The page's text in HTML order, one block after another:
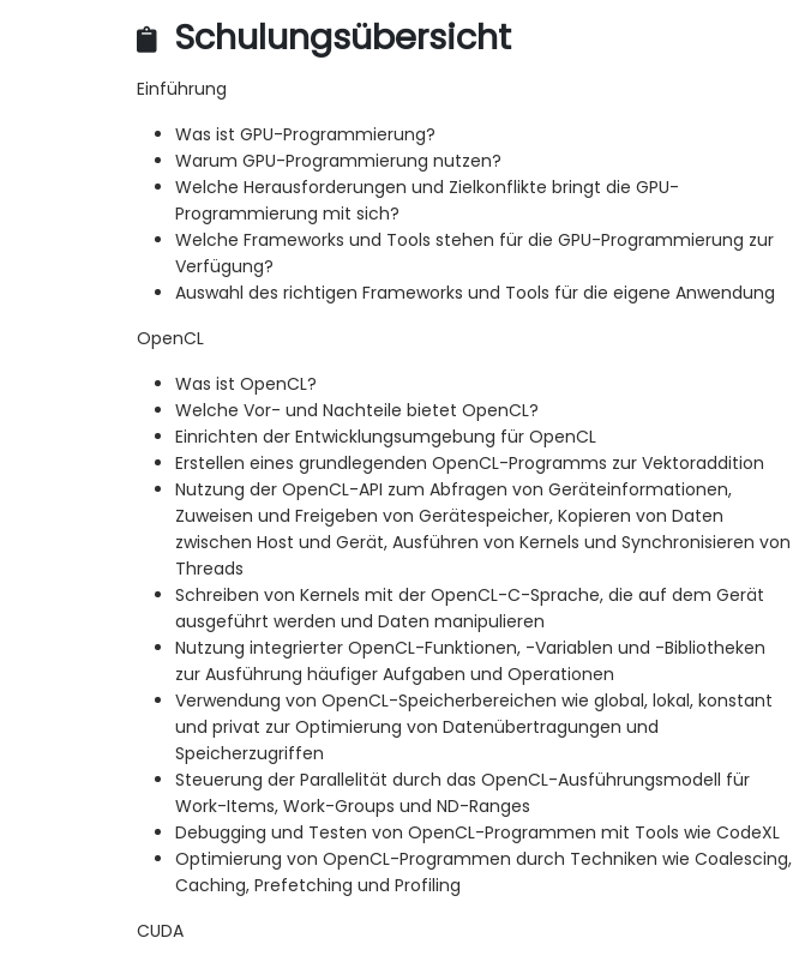
Schulungsübersicht
Einführung
Was ist GPU-Programmierung?
Warum GPU-Programmierung nutzen?
Welche Herausforderungen und Zielkonflikte bringt die GPU-
Programmierung mit sich?
Welche Frameworks und Tools stehen für die GPU-Programmierung zur
Verfügung?
Auswahl des richtigen Frameworks und Tools für die eigene Anwendung
OpenCL
Was ist OpenCL?
Welche Vor- und Nachteile bietet OpenCL?
Einrichten der Entwicklungsumgebung für OpenCL
Erstellen eines grundlegenden OpenCL-Programms zur Vektoraddition
Nutzung der OpenCL-API zum Abfragen von Geräteinformationen,
Zuweisen und Freigeben von Gerätespeicher, Kopieren von Daten
zwischen Host und Gerät, Ausführen von Kernels und Synchronisieren von
Threads
Schreiben von Kernels mit der OpenCL-C-Sprache, die auf dem Gerät
ausgeführt werden und Daten manipulieren
Nutzung integrierter OpenCL-Funktionen, -Variablen und -Bibliotheken
zur Ausführung häufiger Aufgaben und Operationen
Verwendung von OpenCL-Speicherbereichen wie global, lokal, konstant
und privat zur Optimierung von Datenübertragungen und
Speicherzugriffen
Steuerung der Parallelität durch das OpenCL-Ausführungsmodell für
Work-Items, Work-Groups und ND-Ranges
Debugging und Testen von OpenCL-Programmen mit Tools wie CodeXL
Optimierung von OpenCL-Programmen durch Techniken wie Coalescing,
Caching, Prefetching und Profiling
CUDA